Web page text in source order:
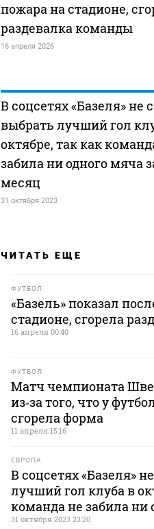
пожара на стадионе,
раздевалка команды
16 апреля 2026
В соцсетях «Базеля» не
выбрать лучший гол
октябре, так как
забила ни одного мяча
месяц
31 октября 2023
ЧИТАТЬ ЕЩЕ
ФУТБОЛ
«Базель» показал
стадионе, сгорела
16 апреля 00:40
ФУТБОЛ
Матч чемпионата
из‑за того, что у
сгорела форма
11 апреля 15:16
ЕВРОПА
В соцсетях «Базеля»
лучший гол клуба в
команда не забила ни
31 октября 2023 23:20